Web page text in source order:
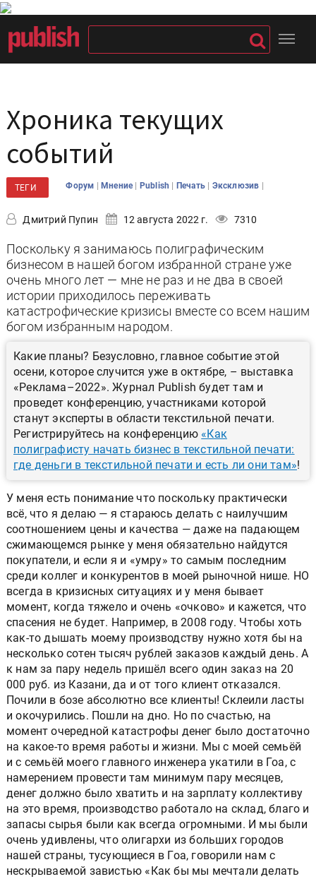
Хроника текущих
событий
ТЕГИ Форум | Мнение | Publish | Печать | Эксклюзив |
Дмитрий Пупин 12 августа 2022 г. 7310
Поскольку я занимаюсь полиграфическим
бизнесом в нашей богом избранной стране уже
очень много лет — мне не раз и не два в своей
истории приходилось переживать
катастрофические кризисы вместе со всем нашим
богом избранным народом.
Какие планы? Безусловно, главное событие этой
осени, которое случится уже в октябре, – выставка
«Реклама–2022». Журнал Publish будет там и
проведет конференцию, участниками которой
станут эксперты в области текстильной печати.
Регистрируйтесь на конференцию «Как
полиграфисту начать бизнес в текстильной печати:
где деньги в текстильной печати и есть ли они там»!
У меня есть понимание что поскольку практически
всё, что я делаю — я стараюсь делать с наилучшим
соотношением цены и качества — даже на падающем
сжимающемся рынке у меня обязательно найдутся
покупатели, и если я и «умру» то самым последним
среди коллег и конкурентов в моей рыночной нише. НО
всегда в кризисных ситуациях и у меня бывает
момент, когда тяжело и очень «очково» и кажется, что
спасения не будет. Например, в 2008 году. Чтобы хоть
как-то дышать моему производству нужно хотя бы на
несколько сотен тысяч рублей заказов каждый день. А
к нам за пару недель пришёл всего один заказ на 20
000 руб. из Казани, да и от того клиент отказался.
Почили в бозе абсолютно все клиенты! Склеили ласты
и окочурились. Пошли на дно. Но по счастью, на
момент очередной катастрофы денег было достаточно
на какое-то время работы и жизни. Мы с моей семьёй
и с семьёй моего главного инженера укатили в Гоа, с
намерением провести там минимум пару месяцев,
денег должно было хватить и на зарплату коллективу
на это время, производство работало на склад, благо и
запасы сырья были как всегда огромными. И мы были
очень удивлены, что олигархи из больших городов
нашей страны, тусующиеся в Гоа, говорили нам с
нескрываемой завистью «Как бы мы мечтали делать